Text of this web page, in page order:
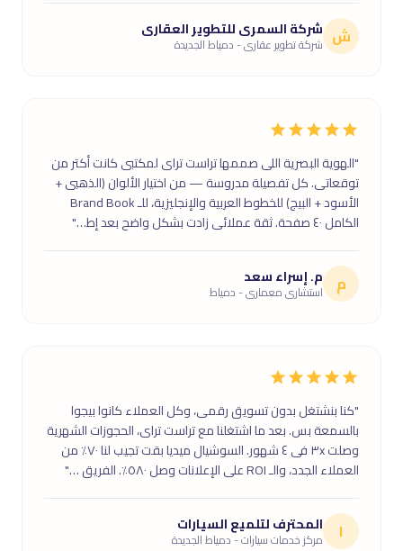
ش شركة السمرى للتطوير العقارى
شركة تطوير عقارى - دمياط الجديدة
"الهوية البصرية اللى صممها تراست تراى لمكتبى كانت أكتر من
توقعاتى. كل تفصيلة مدروسة — من اختيار الألوان (الذهبى +
الأسود + البيج) للخطوط العربية والإنجليزية، للـ Brand Book
الكامل ٤٠ صفحة. ثقة عملائى زادت بشكل واضح بعد إط…"
م م. إسراء سعد
استشارى معمارى - دمياط
"كنا بنشتغل بدون تسويق رقمى، وكل العملاء كانوا بيجوا
بالسمعة بس. بعد ما اشتغلنا مع تراست تراى، الحجوزات الشهرية
وصلت ٣x فى ٤ شهور. السوشيال ميديا بقت تجيب لنا ٧٠٪ من
العملاء الجدد، والـ ROI على الإعلانات وصل ٥٨٠٪. الفريق …"
ا المحترف لتلميع السيارات
مركز خدمات سيارات - دمياط الجديدة